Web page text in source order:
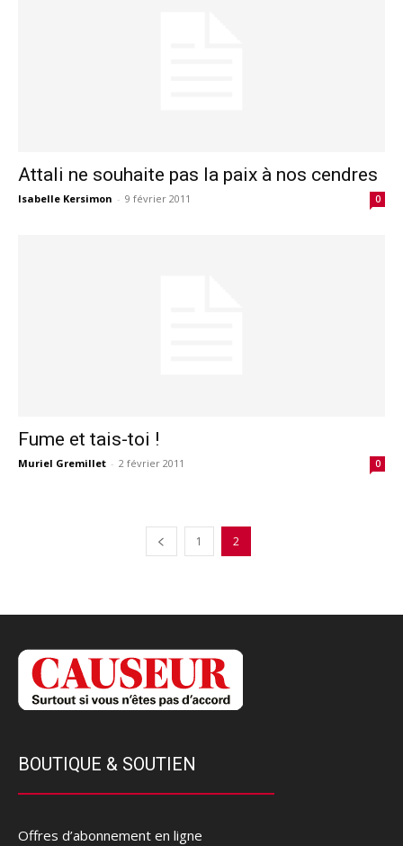
Attali ne souhaite pas la paix à nos cendres
Isabelle Kersimon - 9 février 2011 0
Fume et tais-toi !
Muriel Gremillet - 2 février 2011 0
1 2
BOUTIQUE & SOUTIEN
Offres d’abonnement en ligne